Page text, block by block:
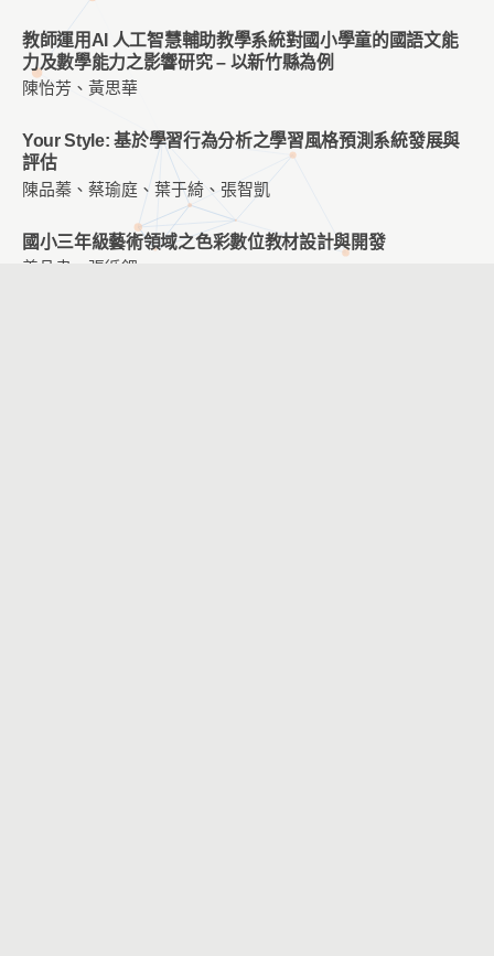
教師運用AI 人工智慧輔助教學系統對國小學童的國語文能
力及數學能力之影響研究 – 以新竹縣為例
陳怡芳、黃思華
Your Style: 基於學習行為分析之學習風格預測系統發展與
評估
陳品蓁、蔡瑜庭、葉于綺、張智凱
國小三年級藝術領域之色彩數位教材設計與開發
姜品聿、張循鋰